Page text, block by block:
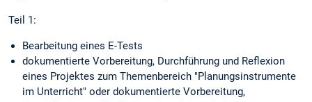
Teil 1:
Bearbeitung eines E-Tests
dokumentierte Vorbereitung, Durchführung und Reflexion
eines Projektes zum Themenbereich "Planungsinstrumente
im Unterricht" oder dokumentierte Vorbereitung,